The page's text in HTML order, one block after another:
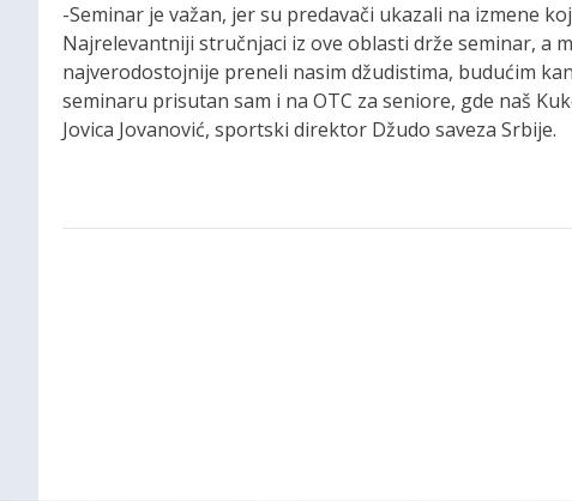
-Seminar je važan, jer su predavači ukazali na izmene
Najrelevantniji stručnjaci iz ove oblasti drže seminar, a
najverodostojnije preneli nasim džudistima, budućim
seminaru prisutan sam i na OTC za seniore, gde naš
Jovica Jovanović, sportski direktor Džudo saveza Srbije.